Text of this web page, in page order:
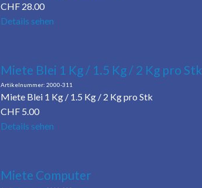
CHF 28.00
Details sehen
Miete Blei 1 Kg / 1.5 Kg / 2 Kg pro Stk
2000-311
Miete Blei 1 Kg / 1.5 Kg / 2 Kg pro Stk
CHF 5.00
Details sehen
Miete Computer